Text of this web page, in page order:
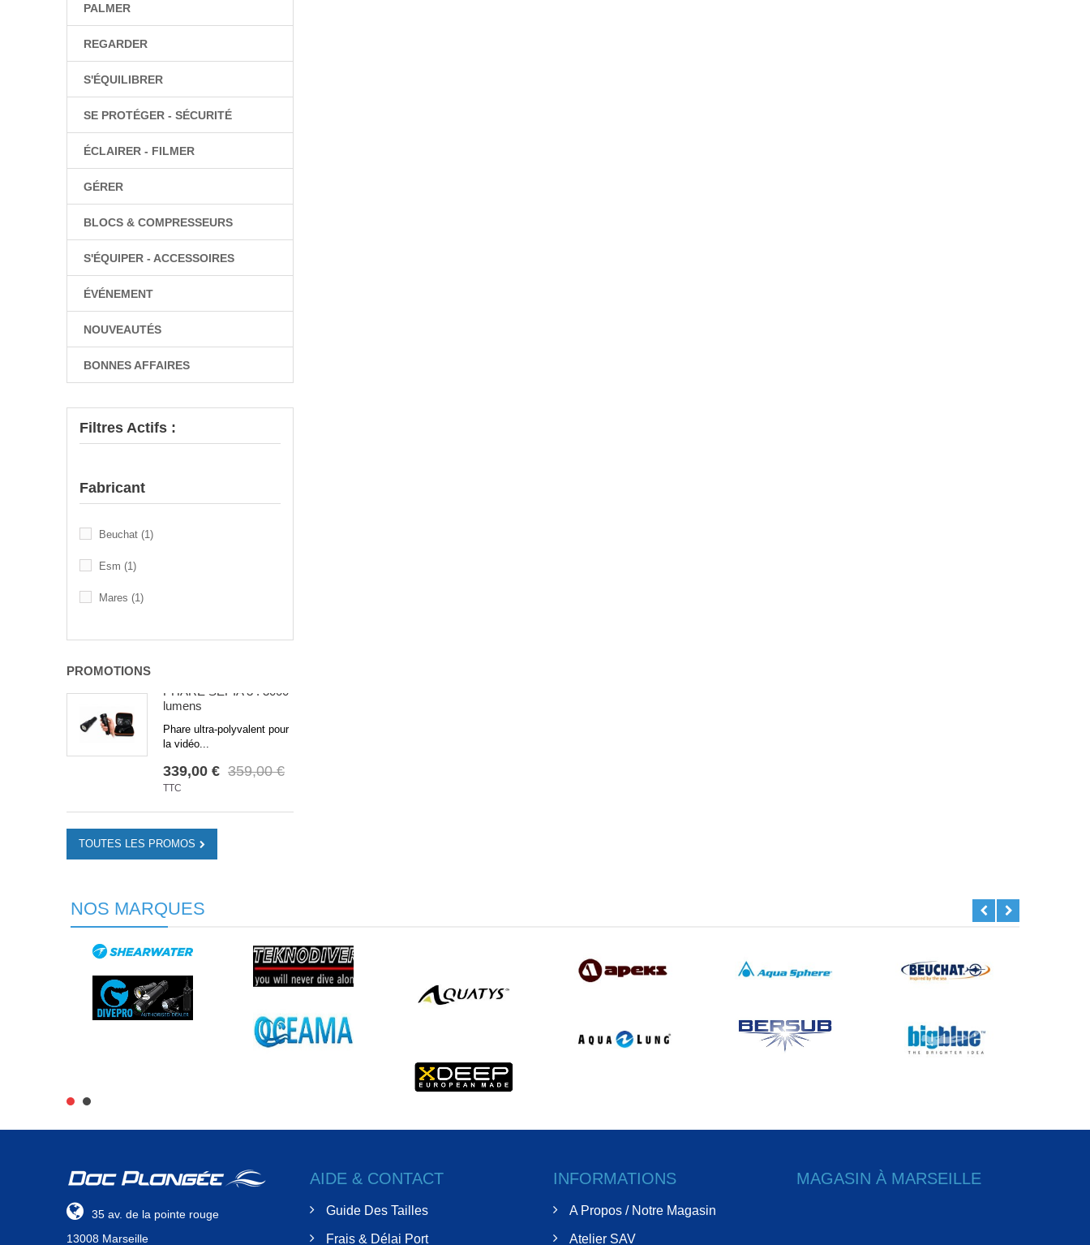
PALMER
REGARDER
S'ÉQUILIBRER
SE PROTÉGER - SÉCURITÉ
ÉCLAIRER - FILMER
GÉRER
BLOCS & COMPRESSEURS
S'ÉQUIPER - ACCESSOIRES
ÉVÉNEMENT
NOUVEAUTÉS
BONNES AFFAIRES
Filtres Actifs :
Fabricant
Beuchat (1)
Esm (1)
Mares (1)
PROMOTIONS
PHARE SEPIA 3 : 3000
lumens
Phare ultra-polyvalent pour
la vidéo...
339,00 € 359,00 €
TTC
TOUTES LES PROMOS
NOS MARQUES
35 av. de la pointe rouge
13008 Marseille
AIDE & CONTACT
Guide Des Tailles
Frais & Délai Port
INFORMATIONS
A Propos / Notre Magasin
Atelier SAV
MAGASIN À MARSEILLE